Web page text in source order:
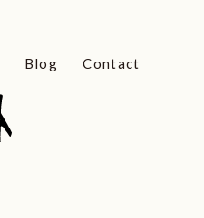
Blog Contact